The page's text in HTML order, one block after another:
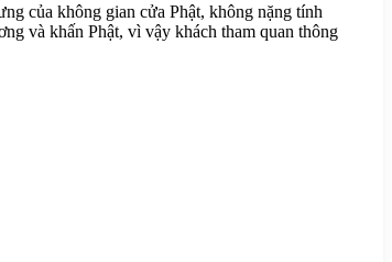
của không gian cửa Phật, không nặng tính
và khấn Phật, vì vậy khách tham quan thông